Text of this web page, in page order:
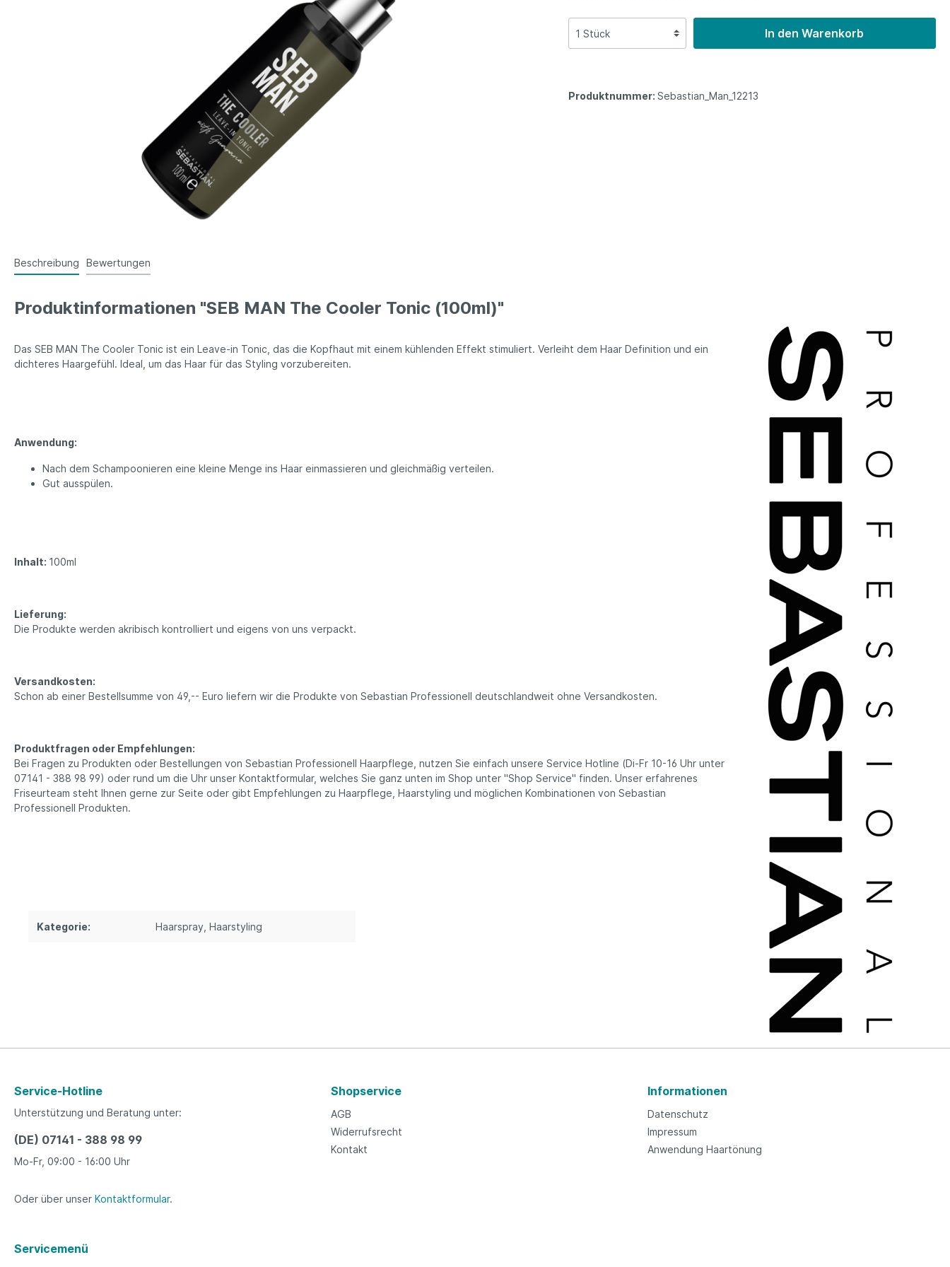
In den Warenkorb
Produktnummer: Sebastian_Man_12213
Beschreibung Bewertungen
Produktinformationen "SEB MAN The Cooler Tonic (100ml)"
Das SEB MAN The Cooler Tonic ist ein Leave-in Tonic, das die Kopfhaut mit einem kühlenden Effekt stimuliert. Verleiht dem Haar Definition und ein
dichteres Haargefühl. Ideal, um das Haar für das Styling vorzubereiten.
Anwendung:
Nach dem Schampoonieren eine kleine Menge ins Haar einmassieren und gleichmäßig verteilen.
Gut ausspülen.
Inhalt: 100ml
Lieferung:
Die Produkte werden akribisch kontrolliert und eigens von uns verpackt.
Versandkosten:
Schon ab einer Bestellsumme von 49,-- Euro liefern wir die Produkte von Sebastian Professionell deutschlandweit ohne Versandkosten.
Produktfragen oder Empfehlungen:
Bei Fragen zu Produkten oder Bestellungen von Sebastian Professionell Haarpflege, nutzen Sie einfach unsere Service Hotline (Di-Fr 10-16 Uhr unter
07141 - 388 98 99) oder rund um die Uhr unser Kontaktformular, welches Sie ganz unten im Shop unter "Shop Service" finden. Unser erfahrenes
Friseurteam steht Ihnen gerne zur Seite oder gibt Empfehlungen zu Haarpflege, Haarstyling und möglichen Kombinationen von Sebastian
Professionell Produkten.
Kategorie: Haarspray , Haarstyling
Service-Hotline
Unterstützung und Beratung unter:
(DE) 07141 - 388 98 99
Mo-Fr, 09:00 - 16:00 Uhr
Oder über unser Kontaktformular.
Shopservice
AGB
Widerrufsrecht
Kontakt
Informationen
Datenschutz
Impressum
Anwendung Haartönung
Servicemenü